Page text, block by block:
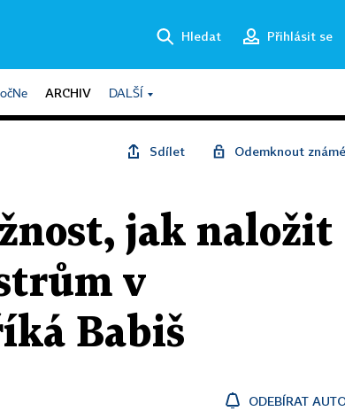
Hledat Přihlásit se
ARCHIV DALŠÍ
Sdílet Odemknout
jak naložit
v
Babiš
ODEBÍRAT